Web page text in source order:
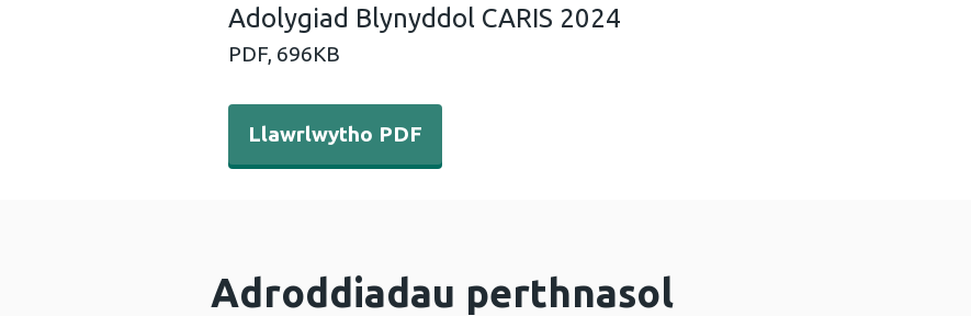
Adolygiad Blynyddol CARIS 2024
PDF, 696KB
Llawrlwytho PDF - Adolygiad Blynyddol CARIS 2024 (696 KB)
Llawrlwytho PDF
Adroddiadau perthnasol